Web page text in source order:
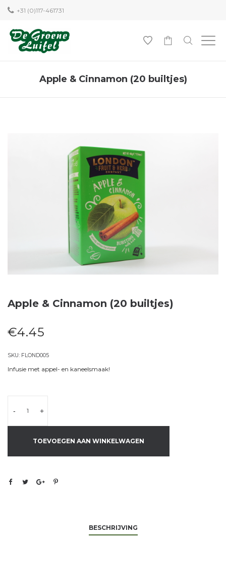
+31 (0)117-461731
Apple & Cinnamon (20 builtjes)
Apple & Cinnamon (20 builtjes)
€4.45
SKU: FLOND005
Infusie met appel- en kaneelsmaak!
- +
TOEVOEGEN AAN WINKELWAGEN
BESCHRIJVING